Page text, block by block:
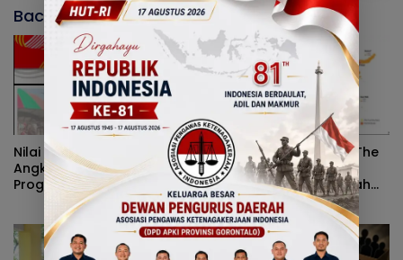
Baca Juga
Nilai Tukar Petani Naik,
Angka Kemiskinan Turun,
Program Gusnar-Idah
Jadi Penggerak Ekonomi
Dan Dinikmati Masyarakat
Peran Pemerintah On The
Track, Pertumbuhan
Ekonomi Stabil Ditengah
Efisiensi Anggaran